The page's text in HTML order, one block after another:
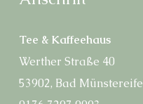
Tee & Kaffeehaus
Wert­her Stra­ße 40
53902, Bad